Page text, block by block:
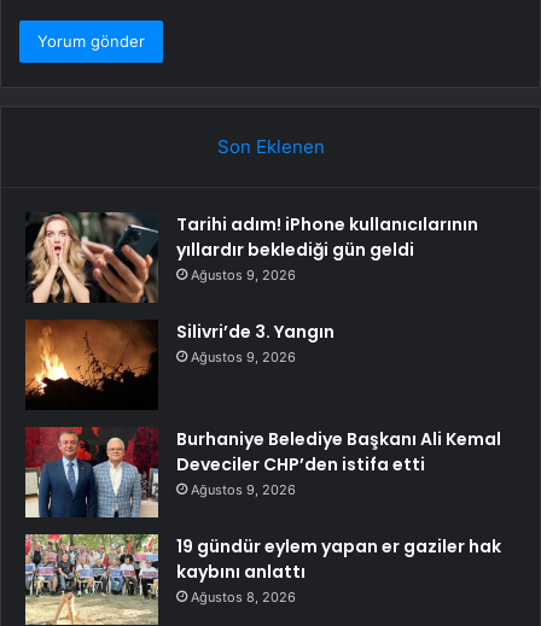
Son Eklenen
Tarihi adım! iPhone kullanıcılarının
yıllardır beklediği gün geldi
Ağustos 9, 2026
Silivri’de 3. Yangın
Ağustos 9, 2026
Burhaniye Belediye Başkanı Ali Kemal
Deveciler CHP’den istifa etti
Ağustos 9, 2026
19 gündür eylem yapan er gaziler hak
kaybını anlattı
Ağustos 8, 2026